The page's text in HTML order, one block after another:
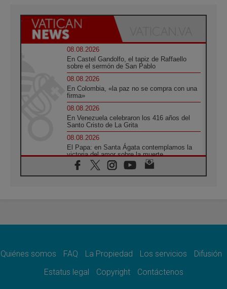
08.08.2026
En Castel Gandolfo, el tapiz de Raffaello
sobre el sermón de San Pablo
08.08.2026
En Colombia, «la paz no se compra con una
firma»
08.08.2026
En Venezuela celebraron los 416 años del
Santo Cristo de La Grita
08.08.2026
El Papa: en Santa Ágata contemplamos la
victoria del amor sobre la muerte
08.08.2026
León XIV visitará el Santuario de la Madre
07.08.2026
07.08.2026
el compromiso del cristiano"
Quiénes somos FAQ La Propiedad Los servicios
Difusión
Estatus legal
Copyright Contáctenos